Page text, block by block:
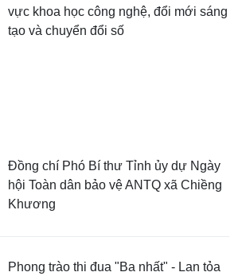
vực khoa học công nghệ, đổi mới sáng
tạo và chuyển đổi số
Đồng chí Phó Bí thư Tỉnh ủy dự Ngày
hội Toàn dân bảo vệ ANTQ xã Chiềng
Khương
Phong trào thi đua "Ba nhất" - Lan tỏa